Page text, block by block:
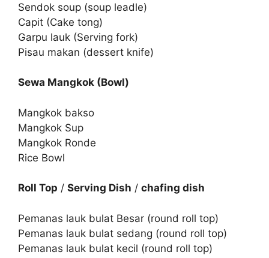
Sendok soup (soup leadle)
Capit (Cake tong)
Garpu lauk (Serving fork)
Pisau makan (dessert knife)
Sewa Mangkok (Bowl)
Mangkok bakso
Mangkok Sup
Mangkok Ronde
Rice Bowl
Roll Top / Serving Dish / chafing dish
Pemanas lauk bulat Besar (round roll top)
Pemanas lauk bulat sedang (round roll top)
Pemanas lauk bulat kecil (round roll top)